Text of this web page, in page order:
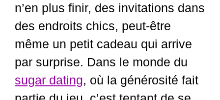
n’en plus finir, des invitations dans
des endroits chics, peut-être
même un petit cadeau qui arrive
par surprise. Dans le monde du
sugar dating, où la générosité fait